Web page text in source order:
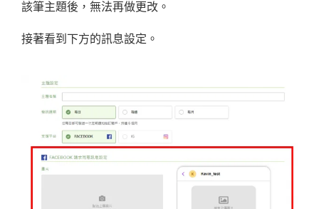
該筆主題後，無法再做更改。
接著看到下方的訊息設定。